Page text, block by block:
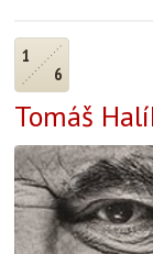
1
6
Tomáš